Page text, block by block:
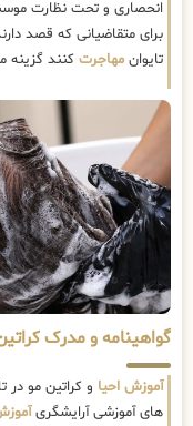
برای متقاضیانی که قصد
تایوان مهاجرت کنند گزینه
گواهینامه و مدرک
آموزش احیا و کراتین مو
های آموزشی آرایشگری